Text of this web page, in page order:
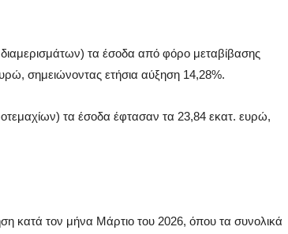
τα έσοδα από φόρο μεταβίβασης
σημειώνοντας ετήσια αύξηση 14,28%.
τα έσοδα έφτασαν τα 23,84 εκατ. ευρώ,
κατά τον μήνα Μάρτιο του 2026, όπου τα συνολικά